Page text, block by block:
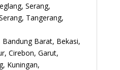
Serang,
Tangerang,
Bandung Barat, Bekasi,
Cirebon, Garut,
Kuningan,